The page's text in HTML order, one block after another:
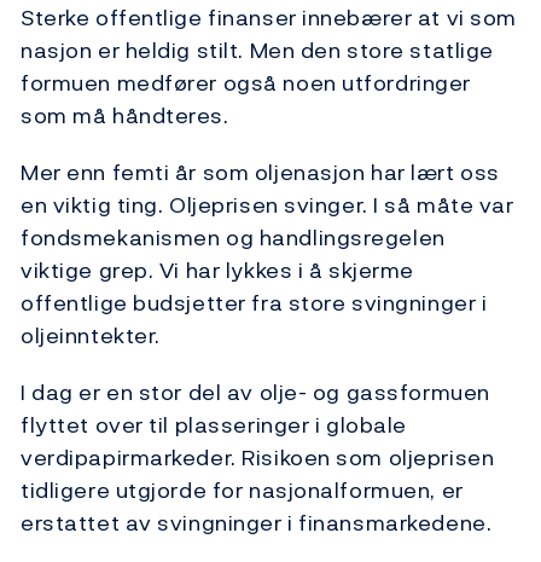
Sterke offentlige finanser innebærer at vi som
nasjon er heldig stilt. Men den store statlige
formuen medfører også noen utfordringer
som må håndteres.
Mer enn femti år som oljenasjon har lært oss
en viktig ting. Oljeprisen svinger. I så måte var
fondsmekanismen og handlingsregelen
viktige grep. Vi har lykkes i å skjerme
offentlige budsjetter fra store svingninger i
oljeinntekter.
I dag er en stor del av olje- og gassformuen
flyttet over til plasseringer i globale
verdipapirmarkeder. Risikoen som oljeprisen
tidligere utgjorde for nasjonalformuen, er
erstattet av svingninger i finansmarkedene.